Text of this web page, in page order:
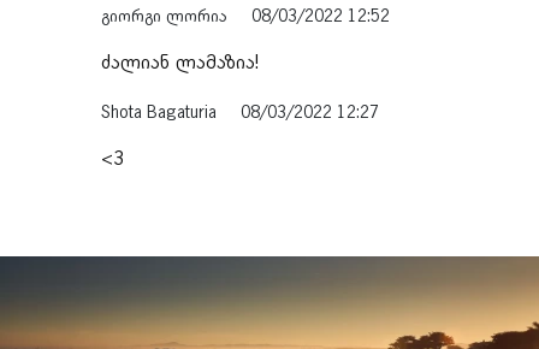
გიორგი ლორია 08/03/2022 12:52
ძალიან ლამაზია!
Shota Bagaturia 08/03/2022 12:27
<3